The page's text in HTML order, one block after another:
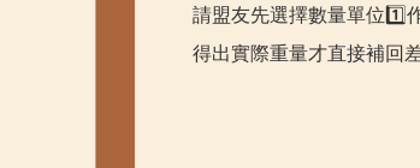
請盟友先選擇數量單位1️⃣
得出實際重量才直接補回